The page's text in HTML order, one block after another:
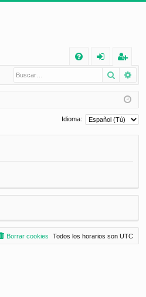
Q
nt
ifi
eg
ist
ra
Buscar
Idioma:
Todos los horarios son UTC
Borrar cookies